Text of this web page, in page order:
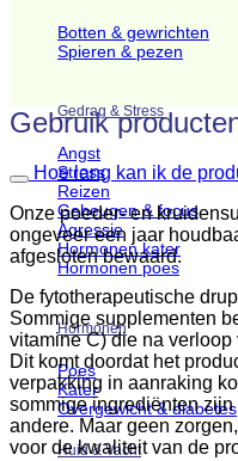
Botten & gewrichten
Spieren & pezen
Gedrag & Stress
Angst
Stress
Reizen
Geheugen & focus
Agressie
Hormonen kater
Hormonen poes
Hormonen
Poes
Kater
Overgewicht & diabetes
Huid & Vacht
Gebruik
Hoe lang kan ik de
Onze poeder- en
ongeveer een jaar
afgesloten bewaard.
De fytotherapeutische
Sommige supplementen
vitamine C) die na
Dit komt doordat het
verpakking in aanraking
sommige ingrediënten
andere. Maar geen
voor de kwaliteit van de